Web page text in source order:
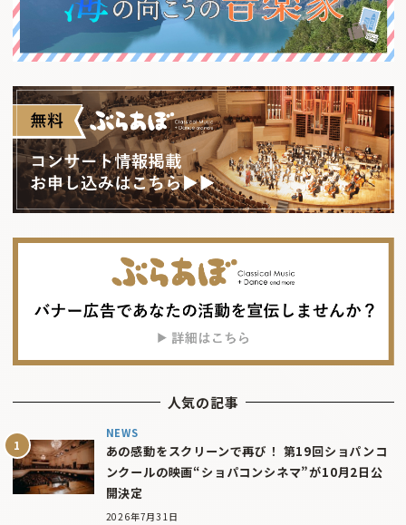
人気の記事
NEWS
あの感動をスクリーンで再び！ 第19回ショパンコ
ンクールの映画“ショパコンシネマ”が10月2日公
開決定
2026年7月31日